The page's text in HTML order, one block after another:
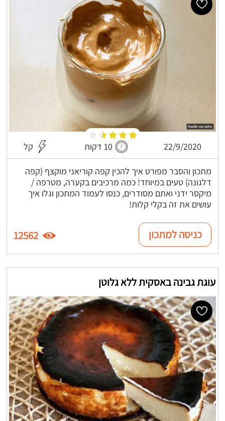
22/9/2020 10 דקות קל
מתכון והסבר מפורט איך להכין קפה קוריאני מוקצף (קפה
דלגונה) טעים במיוחד! כמה מרכיבים בקערה, מטרפה /
מיקסר ידני ואתם מסודרים, כנסו לעמוד המתכון וגלו איך
עושים את זה בקלי קלות!
כניסה למתכון 12562
עוגת גבינה באסקית ללא גלוטן